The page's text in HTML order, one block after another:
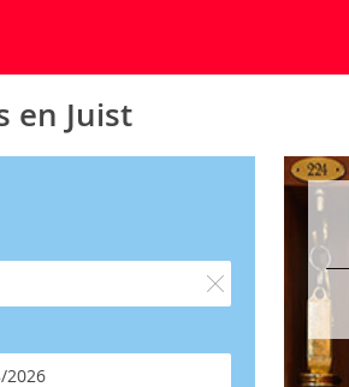
en Juist